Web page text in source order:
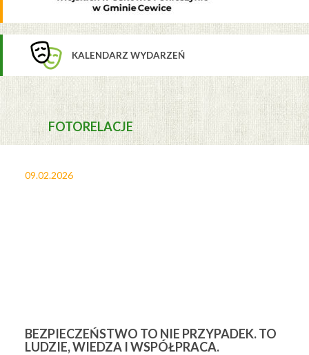
KALENDARZ WYDARZEŃ
FOTORELACJE
09.02.2026
BEZPIECZEŃSTWO TO NIE PRZYPADEK. TO
LUDZIE, WIEDZA I WSPÓŁPRACA.